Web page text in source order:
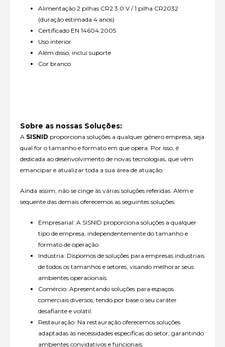
Alimentação 2 pilhas CR2 3.0 V / 1 pilha CR2032
(duração estimada 4 anos)
Certificado EN 14604:2005
Uso interior
Além disso, inclui suporte
Cor branco
Sobre as nossas Soluções:
A SISNID proporciona soluções a qualquer género empresa, seja
qual for o tamanho e formato em que opera. Por isso, é
dedicada ao desenvolvimento de novas tecnologias, que vêm
emancipar e atualizar toda a sua área de atuação.
Ainda assim, não se cinge às várias soluções referidas. Além e
sequente das demais oferecemos as seguintes soluções:
Empresarial: A SISNID proporciona soluções a qualquer
tipo de empresa, independentemente do tamanho e
formato de operação.
Indústria: Dispomos de soluções para empresas industriais
de todos os tamanhos e setores, visando melhorar seus
ambientes operacionais.
Comércio: Apresentando soluções para espaços
comerciais diversos, tendo por base o seu caráter
desafiante e volátil.
Restauração: Na restauração oferecemos soluções
adaptadas às necessidades específicas do setor, garantindo
ambientes convidativos e funcionais.